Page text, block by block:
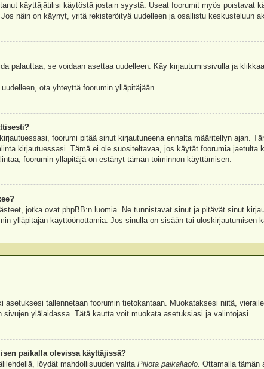
käyttäjätilisi käytöstä jostain syystä. Useat foorumit myös poistavat
näin on käynyt, yritä rekisteröityä uudelleen ja osallistu keskusteluun
palauttaa, se voidaan asettaa uudelleen. Käy kirjautumissivulla ja
ota yhteyttä foorumin ylläpitäjään.
foorumi pitää sinut kirjautuneena ennalta määritellyn ajan.
kirjautuessasi. Tämä ei ole suositeltavaa, jos käytät foorumia
foorumin ylläpitäjä on estänyt tämän toiminnon käyttämisen.
jotka ovat phpBB:n luomia. Ne tunnistavat sinut ja pitävät sinut
ylläpitäjän käyttöönottamia. Jos sinulla on sisään tai uloskirjautumisen
tallennetaan foorumin tietokantaan. Muokataksesi niitä,
sivujen ylälaidassa. Tätä kautta voit muokata asetuksiasi ja valintojasi.
paikalla olevissa käyttäjissä?
löydät mahdollisuuden valita Piilota paikallaolo. Ottamalla tämän